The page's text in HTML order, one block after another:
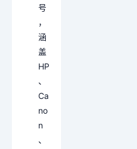
号
，
涵
盖
HP
、
Ca
no
n
、